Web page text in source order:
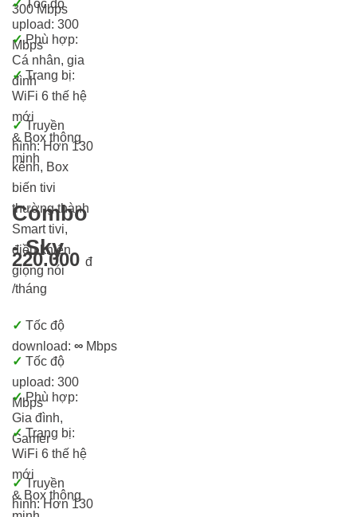
300 Mbps
✓Tốc độ
upload: 300
Mbps
✓Phù hợp:
Cá nhân, gia
đình
✓Trang bị:
WiFi 6 thế hệ
mới
& Box thông
minh
✓Truyền
hình: Hơn 130
kênh, Box
biến tivi
thường thành
Smart tivi,
điều khiển
giọng nói
Combo
- Sky
220.000 đ
/tháng
✓ Tốc độ
download: ∞ Mbps
✓ Tốc độ
upload: 300
Mbps
✓Phù hợp:
Gia đình,
Gamer
✓Trang bị:
WiFi 6 thế hệ
mới
& Box thông
✓Truyền
hình: Hơn 130